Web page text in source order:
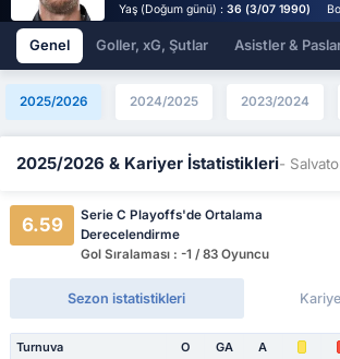
Yaş (Doğum günü) : 36 (3/07 1990)
Genel Goller, xG, Şutlar Asistler &
2025/2026 2024/2025 2023/2024
2025/2026 & Kariyer İstatistikleri-
6.59
Serie C Playoffs'de Ortalama
Derecelendirme
Gol Sıralaması : -1 / 83 Oyuncu
Sezon istatistikleri
Turnuva O GA A